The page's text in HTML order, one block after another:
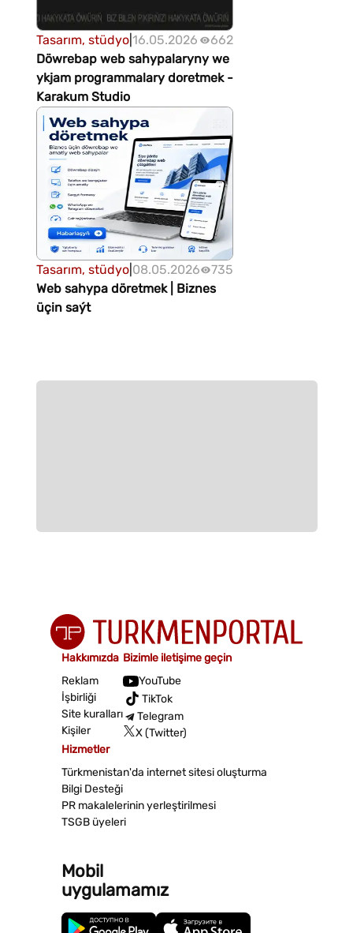
Tasarım, stüdyo| 16.05.2026
662
Döwrebap web sahypalaryny we
ykjam programmalary doretmek -
Karakum Studio
Tasarım, stüdyo| 08.05.2026
735
Web sahypa döretmek | Biznes
üçin saýt
Hakkımızda
Reklam
İşbirliği
Site kuralları
Kişiler
Bizimle iletişime geçin
YouTube
TikTok
Telegram
X (Twitter)
Hizmetler
Türkmenistan'da internet sitesi oluşturma
Bilgi Desteği
PR makalelerinin yerleştirilmesi
TSGB üyeleri
Mobil
uygulamamız